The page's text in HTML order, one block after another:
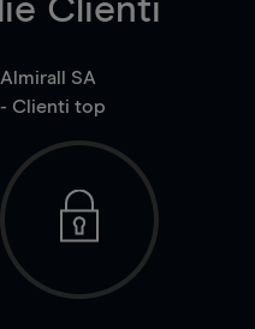
Clienti
Almirall SA
- Clienti top